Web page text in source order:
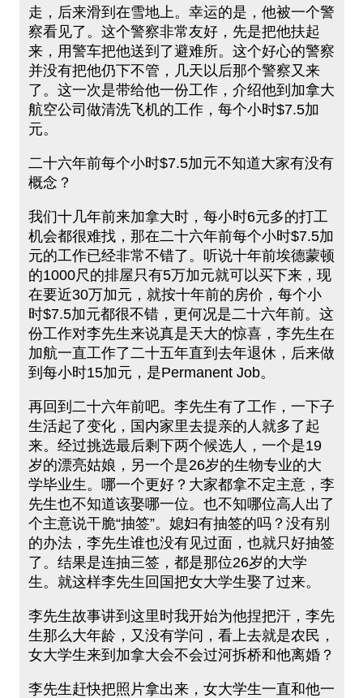
走，后来滑到在雪地上。幸运的是，他被一个警
察看见了。这个警察非常友好，先是把他扶起
来，用警车把他送到了避难所。这个好心的警察
并没有把他仍下不管，几天以后那个警察又来
了。这一次是带给他一份工作，介绍他到加拿大
航空公司做清洗飞机的工作，每个小时$7.5加
元。
二十六年前每个小时$7.5加元不知道大家有没有
概念？
我们十几年前来加拿大时，每小时6元多的打工
机会都很难找，那在二十六年前每个小时$7.5加
元的工作已经非常不错了。听说十年前埃德蒙顿
的1000尺的排屋只有5万加元就可以买下来，现
在要近30万加元，就按十年前的房价，每个小
时$7.5加元都很不错，更何况是二十六年前。这
份工作对李先生来说真是天大的惊喜，李先生在
加航一直工作了二十五年直到去年退休，后来做
到每小时15加元，是Permanent Job。
再回到二十六年前吧。李先生有了工作，一下子
生活起了变化，国内家里去提亲的人就多了起
来。经过挑选最后剩下两个候选人，一个是19
岁的漂亮姑娘，另一个是26岁的生物专业的大
学毕业生。哪一个更好？大家都拿不定主意，李
先生也不知道该娶哪一位。也不知哪位高人出了
个主意说干脆“抽签”。媳妇有抽签的吗？没有别
的办法，李先生谁也没有见过面，也就只好抽签
了。结果是连抽三签，都是那位26岁的大学
生。就这样李先生回国把女大学生娶了过来。
李先生故事讲到这里时我开始为他捏把汗，李先
生那么大年龄，又没有学问，看上去就是农民，
女大学生来到加拿大会不会过河拆桥和他离婚？
李先生赶快把照片拿出来，女大学生一直和他一